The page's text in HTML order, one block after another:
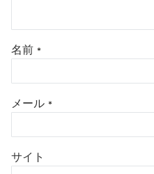
名前 *
メール *
サイト